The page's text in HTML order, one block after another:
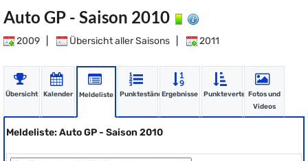
Auto GP - Saison 2010
2009 Übersicht aller Saisons 2011
Übersicht Kalender Meldeliste PunkteständeErgebnisse PunkteverteilungFotos und
Videos
Meldeliste: Auto GP - Saison 2010